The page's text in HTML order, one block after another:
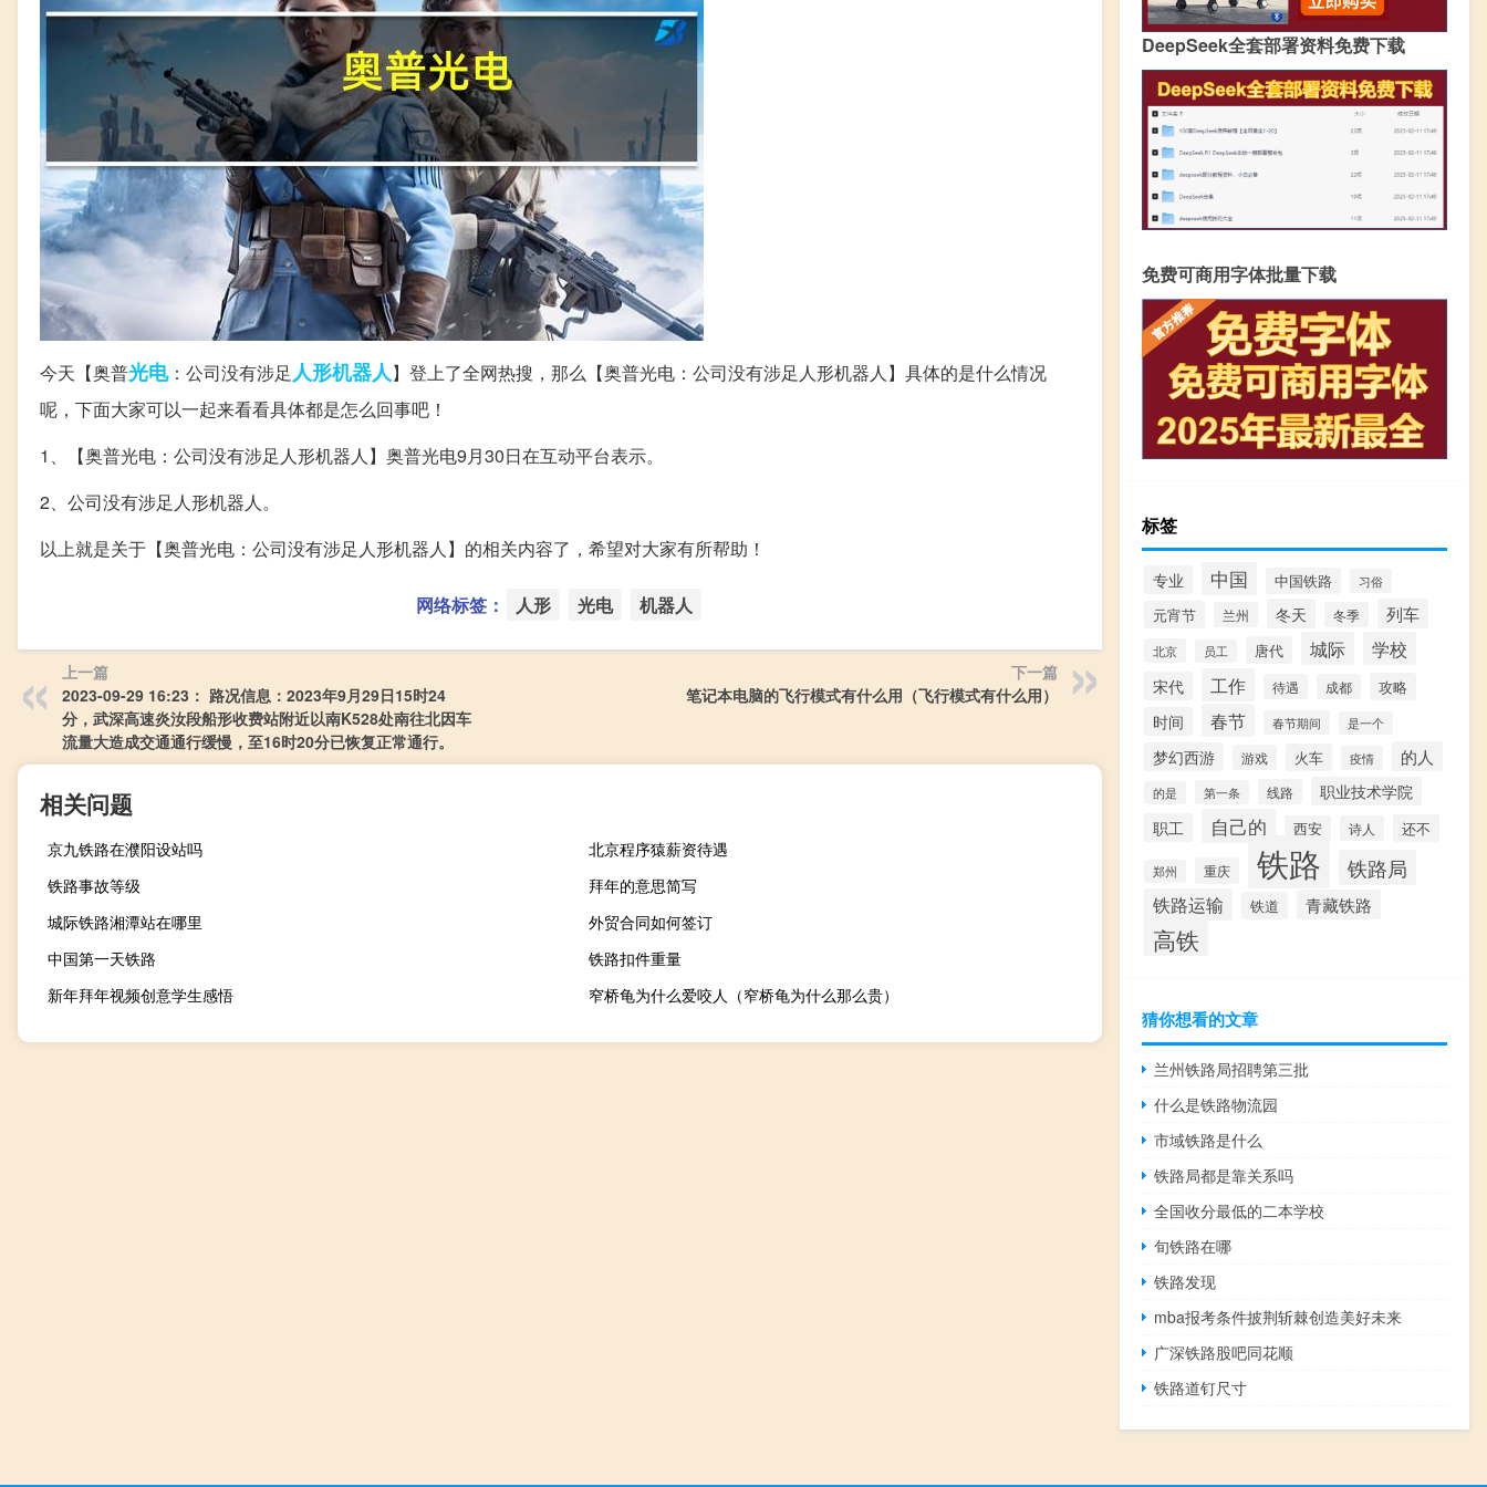
今天【奥普光电：公司没有涉足人形机器人】登上了全网热搜，那么【奥普光电：公司没有涉足人形机器人】具体的是什么情况
呢，下面大家可以一起来看看具体都是怎么回事吧！
1、【奥普光电：公司没有涉足人形机器人】奥普光电9月30日在互动平台表示。
2、公司没有涉足人形机器人。
以上就是关于【奥普光电：公司没有涉足人形机器人】的相关内容了，希望对大家有所帮助！
网络标签： 人形 光电 机器人
上一篇
2023-09-29 16:23： 路况信息：2023年9月29日15时24
分，武深高速炎汝段船形收费站附近以南K528处南往北因车
流量大造成交通通行缓慢，至16时20分已恢复正常通行。 ​​​
下一篇
笔记本电脑的飞行模式有什么用（飞行模式有什么用）
相关问题
京九铁路在濮阳设站吗
北京程序猿薪资待遇
铁路事故等级
拜年的意思简写
城际铁路湘潭站在哪里
外贸合同如何签订
中国第一天铁路
铁路扣件重量
新年拜年视频创意学生感悟
窄桥龟为什么爱咬人（窄桥龟为什么那么贵）
DeepSeek全套部署资料免费下载
免费可商用字体批量下载
标签
专业 中国 中国铁路 习俗
元宵节 兰州 冬天 冬季 列车
北京 员工 唐代 城际 学校
宋代 工作 待遇 成都 攻略
时间 春节 春节期间 是一个
梦幻西游 游戏 火车 疫情 的人
的是 第一条 线路
职业技术学院
职工
自己的 西安 诗人 还不
郑州 重庆 铁路 铁路局
铁路运输 铁道 青藏铁路
高铁
猜你想看的文章
兰州铁路局招聘第三批
什么是铁路物流园
市域铁路是什么
铁路局都是靠关系吗
全国收分最低的二本学校
旬铁路在哪
铁路发现
mba报考条件披荆斩棘创造美好未来
广深铁路股吧同花顺
铁路道钉尺寸